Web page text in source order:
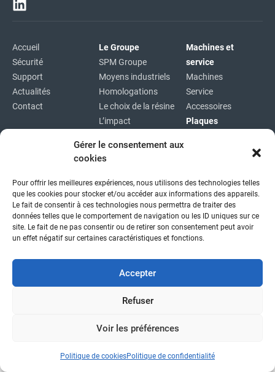
Gérer le consentement aux
cookies
Pour offrir les meilleures expériences, nous utilisons des technologies telles
que les cookies pour stocker et/ou accéder aux informations des appareils.
Le fait de consentir à ces technologies nous permettra de traiter des
données telles que le comportement de navigation ou les ID uniques sur ce
site. Le fait de ne pas consentir ou de retirer son consentement peut avoir
un effet négatif sur certaines caractéristiques et fonctions.
Accepter
Refuser
Voir les préférences
Politique de cookiesPolitique de confidentialité
Accueil
Sécurité
Support
Actualités
Contact
Le Groupe
SPM Groupe
Moyens industriels
Homologations
Le choix de la résine
L’impact
Machines et
service
Machines
Service
Accessoires
Plaques
Plan du site
Copyright © 2026|Mentions légales|Confidentialité|
fait avec
par l'agence idcom